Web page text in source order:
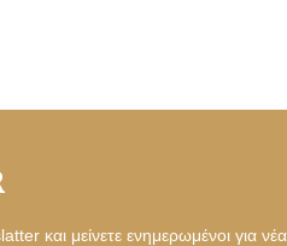
και μείνετε ενημερωμένοι για